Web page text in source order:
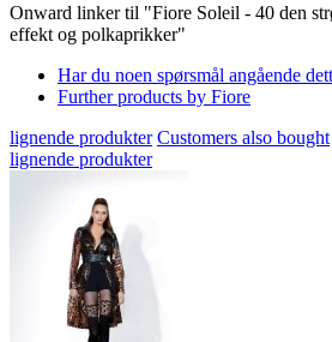
Onward linker til "Fiore Soleil - 40 den
effekt og polkaprikker"
Har du noen spørsmål angående
Further products by Fiore
lignende produkter Customers also bought
lignende produkter